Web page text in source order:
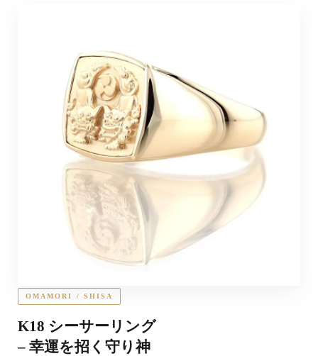
OMAMORI / SHISA
K18 シーサーリング
– 幸運を招く守り神